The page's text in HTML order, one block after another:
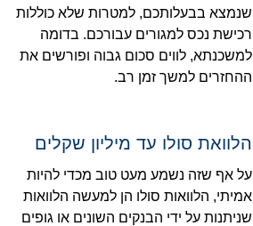
שנמצא בבעלותכם, למטרות שלא כוללות
רכישת נכס למגורים עבורכם. בדומה
למשכנתא, לווים סכום גבוה ופורשים את
ההחזרים למשך זמן רב.
הלוואת סולו עד מיליון שקלים
על אף שזה נשמע מעט טוב מכדי להיות
אמיתי, הלוואות סולו הן למעשה הלוואות
שניתנות על ידי הבנקים השונים או גופים